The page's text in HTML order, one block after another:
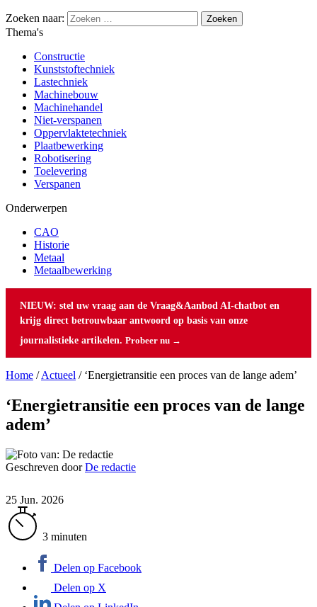
Zoeken naar:
Thema's
Constructie
Kunststoftechniek
Lastechniek
Machinebouw
Machinehandel
Niet-verspanen
Oppervlaktetechniek
Plaatbewerking
Robotisering
Toelevering
Verspanen
Onderwerpen
CAO
Historie
Metaal
Metaalbewerking
NIEUW: stel uw vraag aan de Vraag&Aanbod AI-chatbot en
krijg direct betrouwbaar antwoord op basis van onze
journalistieke artikelen. Probeer nu →
Home /Actueel / ‘Energietransitie een proces van de lange adem’
‘Energietransitie een proces van de lange
adem’
Geschreven doorDe redactie
25 Jun. 2026
3 minuten
Delen op Facebook
Delen op X